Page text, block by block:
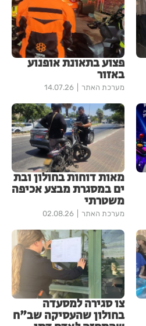
פצוע בתאונת אופנוע
באזור
מערכת האתר 14.07.26
מאות דוחות בחולון ובת
ים במסגרת מבצע אכיפה
משטרתי
מערכת האתר 02.08.26
צו סגירה למסעדה
בחולון שהעסיקה שב"ח